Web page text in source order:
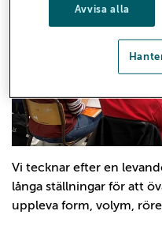
Vi tecknar efter en
långa ställningar för att
uppleva form, volym,
Avvisa alla